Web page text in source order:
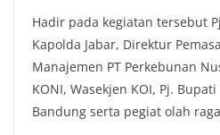
Hadir pada kegiatan tersebut
Kapolda Jabar, Direktur
Manajemen PT Perkebunan
KONI, Wasekjen KOI, Pj.
Bandung serta pegiat olah